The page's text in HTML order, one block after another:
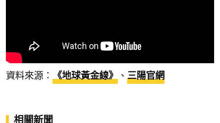
資料來源： 《地球黃金線》 、 三陽官網
相關新聞